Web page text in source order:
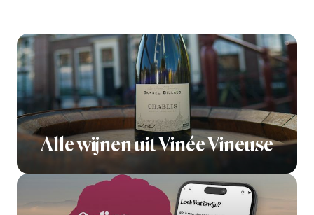
Alle wijnen uit Vinée Vineuse